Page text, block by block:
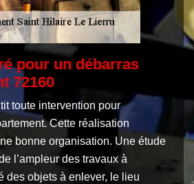
pour un débarras
72160
toute intervention pour
Cette réalisation
bonne organisation. Une étude
l’ampleur des travaux à
des objets à enlever, le lieu